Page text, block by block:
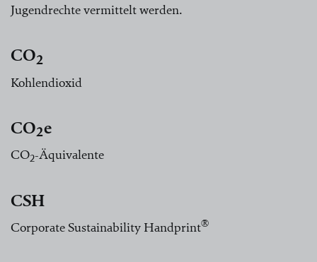
Jugendrechte vermittelt werden.
CO2
Kohlendioxid
CO2e
CO2-Äquivalente
CSH
Corporate Sustainability Handprint®